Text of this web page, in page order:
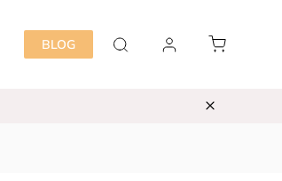
BLOG
Detská izba Starostlivosť